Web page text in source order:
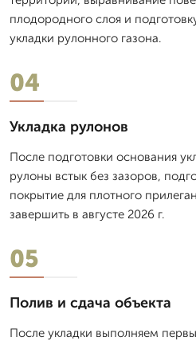
плодородного слоя и
укладки рулонного газона.
04
Укладка рулонов
После подготовки основания
рулоны встык без зазоров,
покрытие для плотного
завершить в августе 2026 г.
05
Полив и сдача объекта
После укладки выполняем